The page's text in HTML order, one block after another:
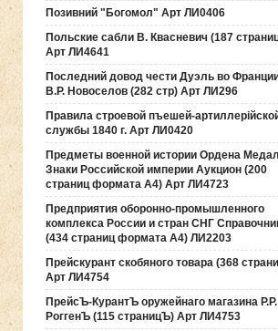
Позивний "Богомол" Арт ЛИ0406
Польские сабли В. Квасневич (187
Арт ЛИ4641
Последний довод чести Дуэль во
В.Р. Новоселов (282 стр) Арт ЛИ296
Правила строевой пъешей-
службы 1840 г. Арт ЛИ0420
Предметы военной истории Ордена
Знаки Российской империи Аукцион (200
страниц формата А4) Арт ЛИ4723
Предприятия оборонно-промышленного
комплекса России и стран СНГ
(434 страниц формата А4) ЛИ2203
Прейскурант скобяного товара (368
Арт ЛИ4754
ПрейсЪ-КурантЪ оружейнаго магазина Р.Р.
РоггенЪ (115 страницЪ) Арт ЛИ4753